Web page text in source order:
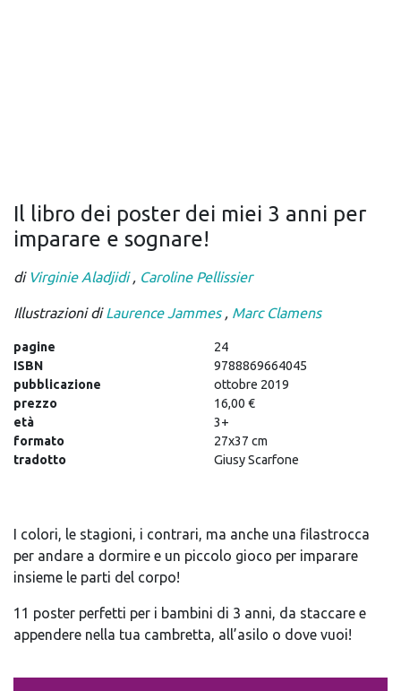
Il libro dei poster dei miei 3 anni per
imparare e sognare!
di Virginie Aladjidi , Caroline Pellissier
Illustrazioni diLaurence Jammes , Marc Clamens
pagine
24
ISBN
9788869664045
pubblicazione
ottobre 2019
prezzo
16,00 €
età
3+
formato
27x37 cm
tradotto
Giusy Scarfone
I colori, le stagioni, i contrari, ma anche una filastrocca
per andare a dormire e un piccolo gioco per imparare
insieme le parti del corpo!
11 poster perfetti per i bambini di 3 anni, da staccare e
appendere nella tua cambretta, all’asilo o dove vuoi!